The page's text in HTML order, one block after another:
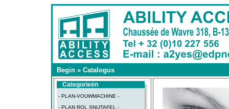
Begin » Catalogus
Categorieën
- PLAN-VOUWMACHINE -
- PLAN ROL SNIJTAFEL -